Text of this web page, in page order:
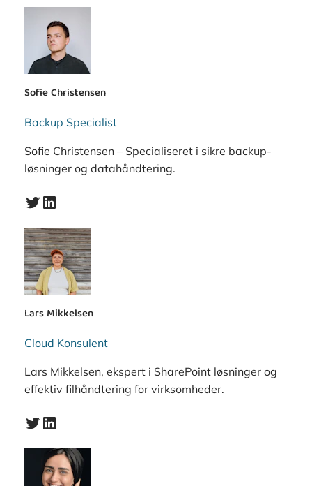
Sofie Christensen
Backup Specialist
Sofie Christensen – Specialiseret i sikre backup-
løsninger og datahåndtering.
Twitter LinkedIn
Lars Mikkelsen
Cloud Konsulent
Lars Mikkelsen, ekspert i SharePoint løsninger og
effektiv filhåndtering for virksomheder.
Twitter LinkedIn